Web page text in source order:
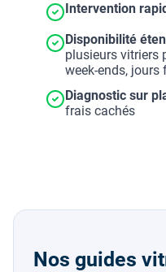
Intervention
Disponibilité
plusieurs vitriers
week-ends, jours
Diagnostic sur
frais cachés
Nos guides